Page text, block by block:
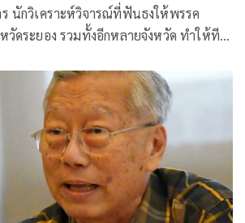
นักวิเคราะห์วิจารณ์ที่ฟันธงให้พรรค
ดระยอง รวมทั้งอีกหลายจังหวัด ทำให้ทีม